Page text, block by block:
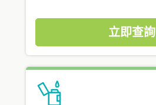
立即查詢